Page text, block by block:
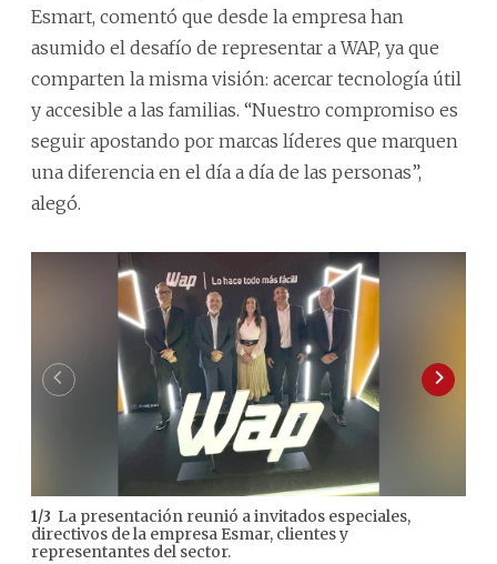
Esmart, comentó que desde la empresa han
asumido el desafío de representar a WAP, ya que
comparten la misma visión: acercar tecnología útil
y accesible a las familias. “Nuestro compromiso es
seguir apostando por marcas líderes que marquen
una diferencia en el día a día de las personas”,
alegó.
1/3 La presentación reunió a invitados especiales,
directivos de la empresa Esmar, clientes y
representantes del sector.